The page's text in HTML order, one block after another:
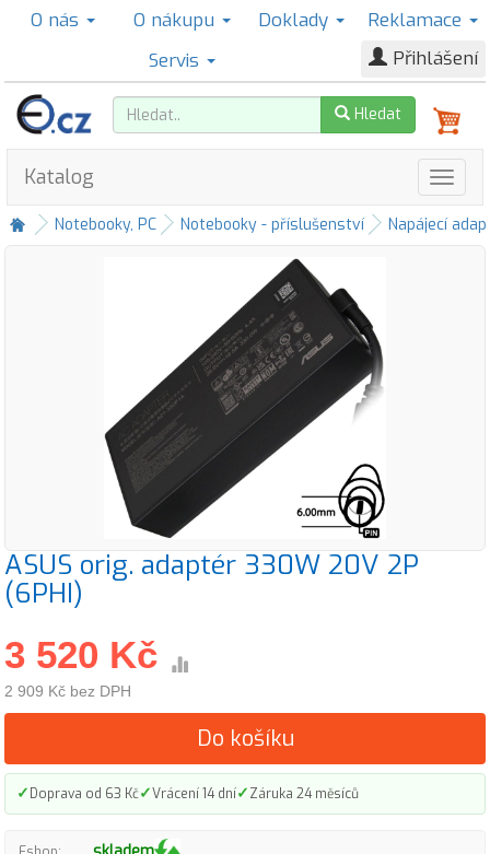
O nás O nákupu Doklady
Reklamace
Servis
Přihlášení
Hledat
Katalog
Notebooky, PC Notebooky - příslušenství Napájecí
ASUS orig. adaptér 330W 20V 2P
(6PHI)
3 520 Kč
2 909 Kč bez DPH
Do košíku
✓Doprava od 63 Kč✓Vrácení 14 dní✓Záruka 24 měsíců